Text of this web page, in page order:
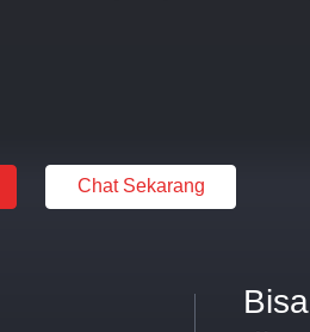
Chat Sekarang
Bisa